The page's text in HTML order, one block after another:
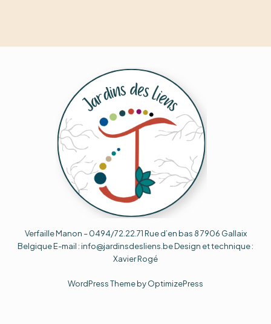
Verfaille Manon – 0494/72.22.71 Rue d’en bas 8 7906 Gallaix
Belgique E-mail : info@jardinsdesliens.be Design et technique :
Xavier Rogé
WordPress Theme by OptimizePress